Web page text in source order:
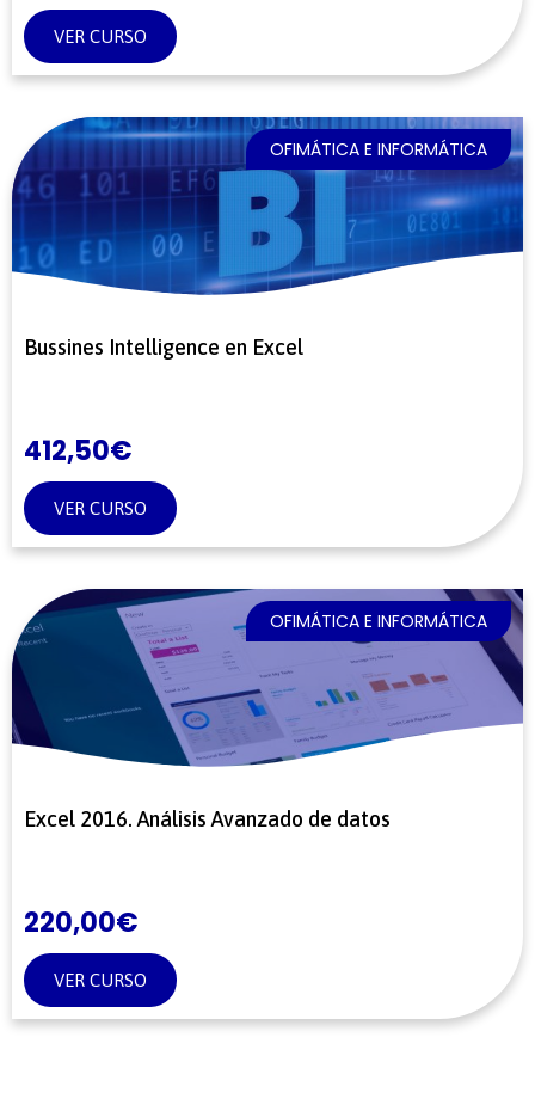
VER CURSO
OFIMÁTICA E INFORMÁTICA
Bussines Intelligence en Excel
412,50€
VER CURSO
OFIMÁTICA E INFORMÁTICA
Excel 2016. Análisis Avanzado de datos
220,00€
VER CURSO